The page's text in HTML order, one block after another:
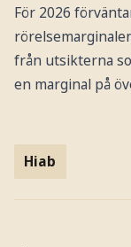
För 2026
från utsikterna
en marginal på
Hiab